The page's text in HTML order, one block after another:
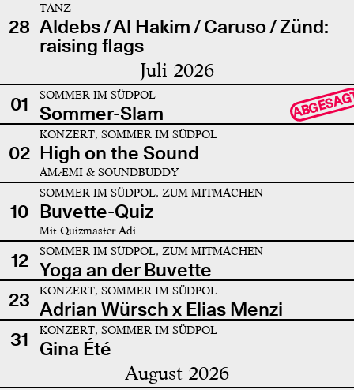
28
TANZ
Aldebs / Al Hakim / Caruso / Zünd:
raising flags
Juli 2026
01 SOMMER IM SÜDPOL
Sommer-Slam
02
KONZERT, SOMMER IM SÜDPOL
High on the Sound
AMÆMI & SOUNDBUDDY
10
SOMMER IM SÜDPOL, ZUM MITMACHEN
Buvette-Quiz
Mit Quizmaster Adi
12 SOMMER IM SÜDPOL, ZUM MITMACHEN
Yoga an der Buvette
23
KONZERT, SOMMER IM SÜDPOL
Adrian Würsch x Elias Menzi
31
KONZERT, SOMMER IM SÜDPOL
Gina Été
August 2026